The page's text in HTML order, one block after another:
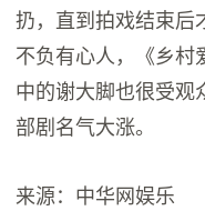
扔，直到拍戏结束后
不负有心人，《乡村
中的谢大脚也很受观
部剧名气大涨。
来源：中华网娱乐